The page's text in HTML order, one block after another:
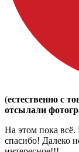
(естественно с
отсылали
На этом пока всё.
спасибо! Далеко